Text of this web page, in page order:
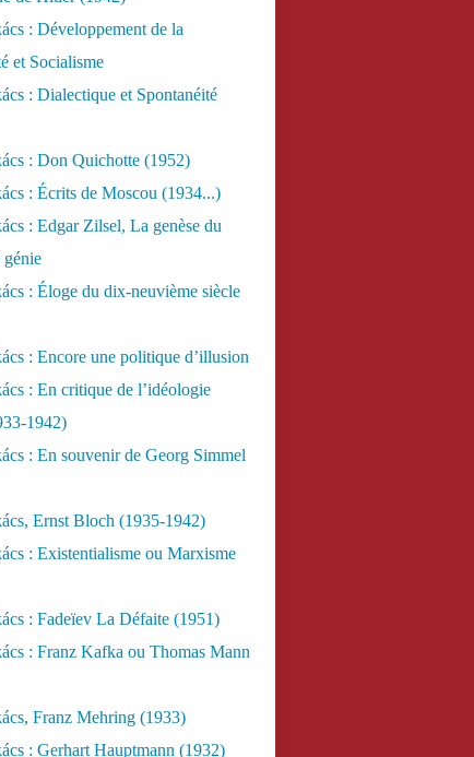
: Développement de la
et Socialisme
: Dialectique et Spontanéité
: Don Quichotte (1952)
: Écrits de Moscou (1934...)
: Edgar Zilsel, La genèse du
génie
: Éloge du dix-neuvième siècle
: Encore une politique d’illusion
: En critique de l’idéologie
1942)
: En souvenir de Georg Simmel
Ernst Bloch (1935-1942)
: Existentialisme ou Marxisme
: Fadeïev La Défaite (1951)
: Franz Kafka ou Thomas Mann
Franz Mehring (1933)
: Gerhart Hauptmann (1932)